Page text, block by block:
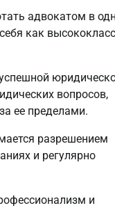
адвокатом в
как
вопросов,
ее пределами.
разрешением
и регулярно
и